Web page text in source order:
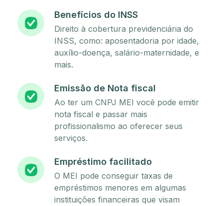
Benefícios do INSS
Direito à cobertura previdenciária do
INSS, como: aposentadoria por idade,
auxílio-doença, salário-maternidade, e
mais.
Emissão de Nota fiscal
Ao ter um CNPJ MEI você pode emitir
nota fiscal e passar mais
profissionalismo ao oferecer seus
serviços.
Empréstimo facilitado
O MEI pode conseguir taxas de
empréstimos menores em algumas
instituições financeiras que visam